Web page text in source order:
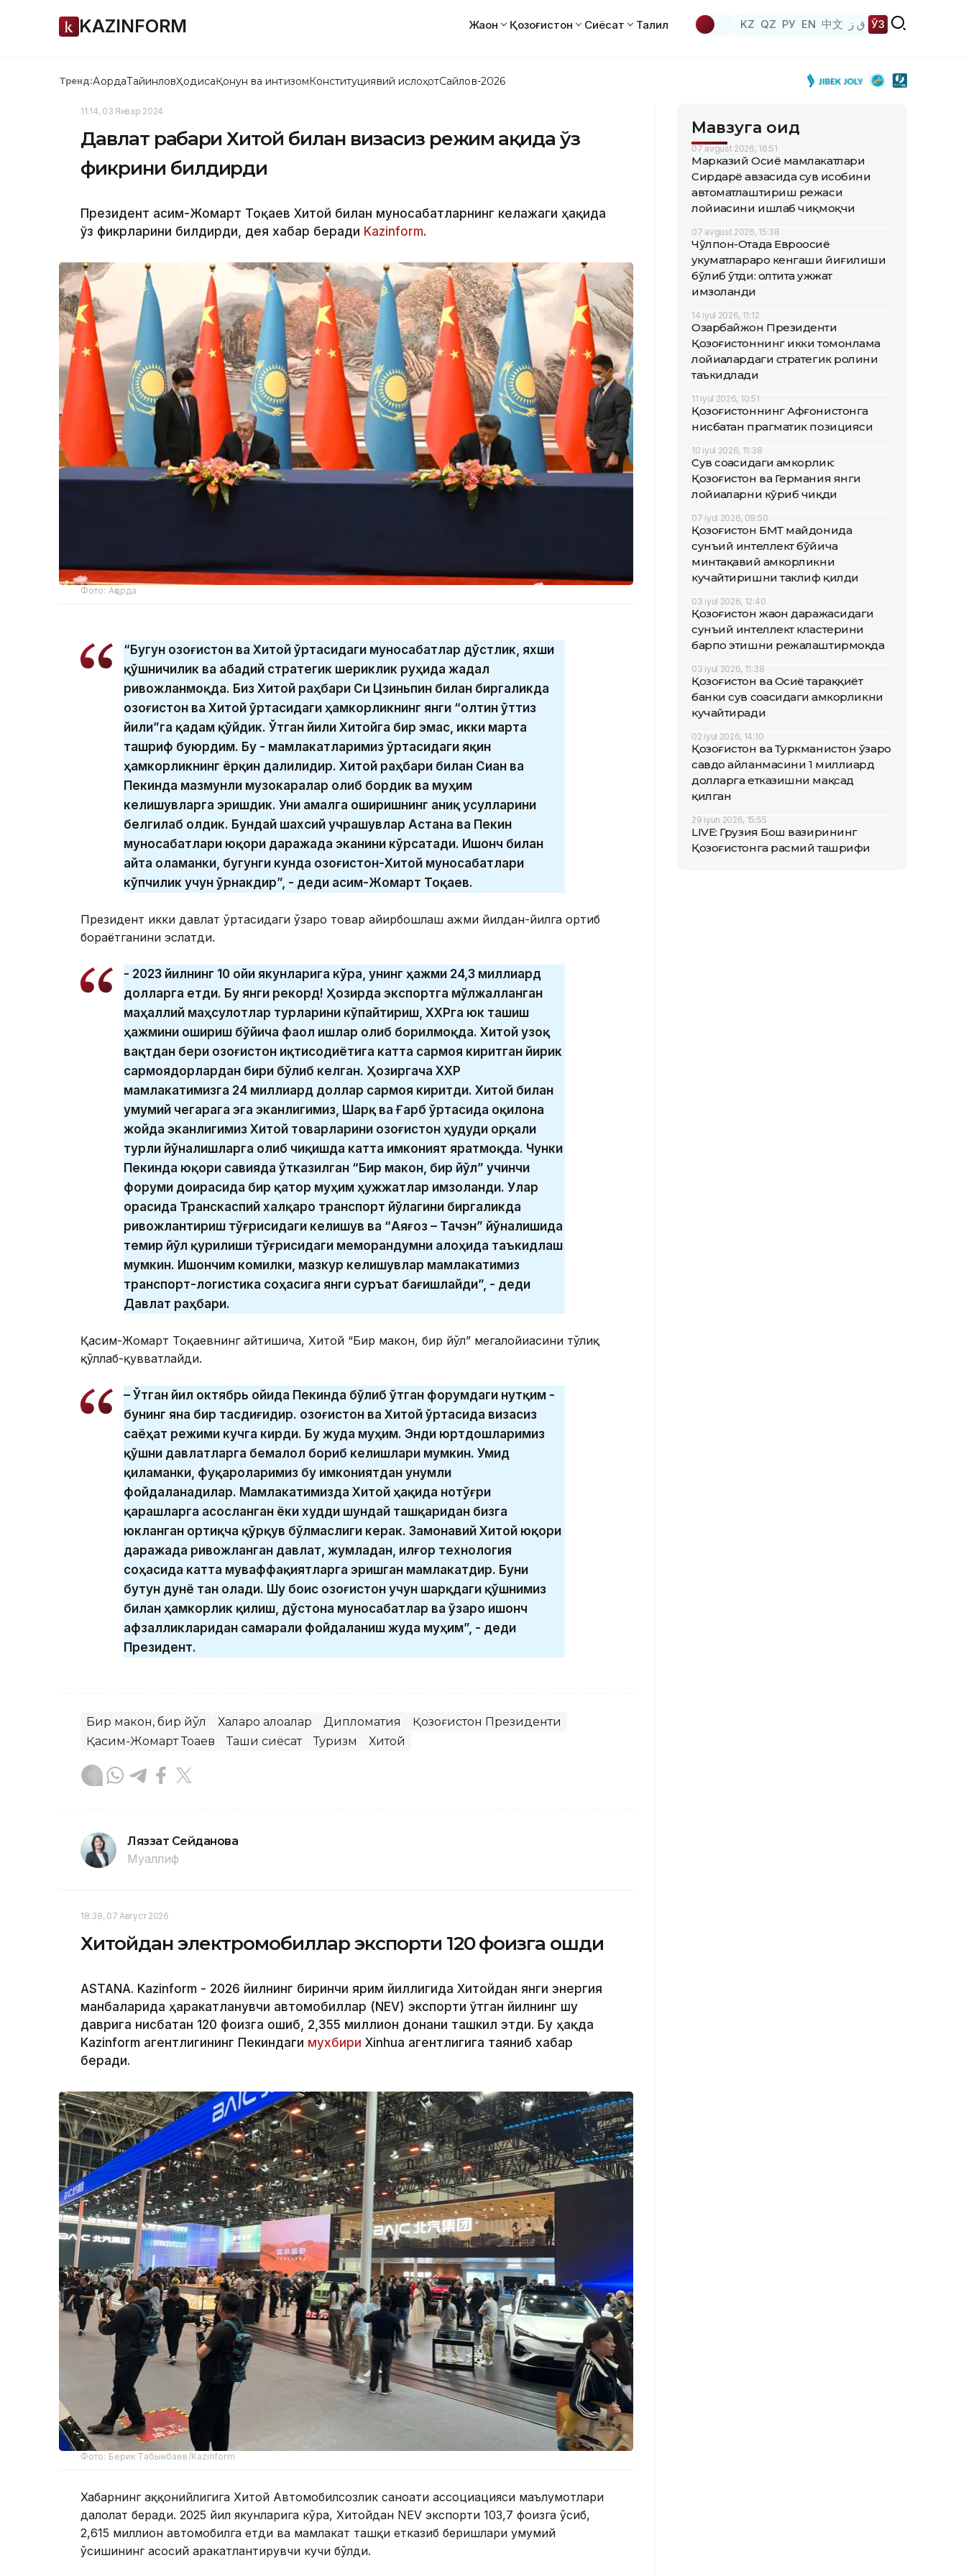
KAZINFORM Жаҳон Қозоғистон Сиёсат Таҳлил KZ QZ РУ EN 中文 ق ز ЎЗ
Тренд:АқордаТайинловҲодисаҚонун ва интизомКонституциявий ислоҳотСайлов-2026
11:14, 03 Январ 2024
Давлат раҳбари Хитой билан визасиз режим ҳақида ўз
фикрини билдирди
Президент Қасим-Жомарт Тоқаев Хитой билан муносабатларнинг келажаги ҳақида
ўз фикрларини билдирди, дея хабар беради Kazinform.
Фото: Ақорда
“Бугун Қозоғистон ва Хитой ўртасидаги муносабатлар дўстлик, яхши
қўшничилик ва абадий стратегик шериклик руҳида жадал
ривожланмоқда. Биз Хитой раҳбари Си Цзиньпин билан биргаликда
Қозоғистон ва Хитой ўртасидаги ҳамкорликнинг янги “олтин ўттиз
йили”га қадам қўйдик. Ўтган йили Хитойга бир эмас, икки марта
ташриф буюрдим. Бу - мамлакатларимиз ўртасидаги яқин
ҳамкорликнинг ёрқин далилидир. Хитой раҳбари билан Сиан ва
Пекинда мазмунли музокаралар олиб бордик ва муҳим
келишувларга эришдик. Уни амалга оширишнинг аниқ усулларини
белгилаб олдик. Бундай шахсий учрашувлар Астана ва Пекин
муносабатлари юқори даражада эканини кўрсатади. Ишонч билан
айта оламанки, бугунги кунда Қозоғистон-Хитой муносабатлари
кўпчилик учун ўрнакдир”, - деди Қасим-Жомарт Тоқаев.
Президент икки давлат ўртасидаги ўзаро товар айирбошлаш ҳажми йилдан-йилга ортиб
бораётганини эслатди.
- 2023 йилнинг 10 ойи якунларига кўра, унинг ҳажми 24,3 миллиард
долларга етди. Бу янги рекорд! Ҳозирда экспортга мўлжалланган
маҳаллий маҳсулотлар турларини кўпайтириш, ХХРга юк ташиш
ҳажмини ошириш бўйича фаол ишлар олиб борилмоқда. Хитой узоқ
вақтдан бери Қозоғистон иқтисодиётига катта сармоя киритган йирик
сармоядорлардан бири бўлиб келган. Ҳозиргача ХХР
мамлакатимизга 24 миллиард доллар сармоя киритди. Хитой билан
умумий чегарага эга эканлигимиз, Шарқ ва Ғарб ўртасида оқилона
жойда эканлигимиз Хитой товарларини Қозоғистон ҳудуди орқали
турли йўналишларга олиб чиқишда катта имконият яратмоқда. Чунки
Пекинда юқори савияда ўтказилган “Бир макон, бир йўл” учинчи
форуми доирасида бир қатор муҳим ҳужжатлар имзоланди. Улар
орасида Транскаспий халқаро транспорт йўлагини биргаликда
ривожлантириш тўғрисидаги келишув ва “Аяғоз – Тачэн” йўналишида
темир йўл қурилиши тўғрисидаги меморандумни алоҳида таъкидлаш
мумкин. Ишончим комилки, мазкур келишувлар мамлакатимиз
транспорт-логистика соҳасига янги суръат бағишлайди”, - деди
Давлат раҳбари.
Қасим-Жомарт Тоқаевнинг айтишича, Хитой “Бир макон, бир йўл” мегалойиҳасини тўлиқ
қўллаб-қувватлайди.
– Ўтган йил октябрь ойида Пекинда бўлиб ўтган форумдаги нутқим -
бунинг яна бир тасдиғидир. Қозоғистон ва Хитой ўртасида визасиз
саёҳат режими кучга кирди. Бу жуда муҳим. Энди юртдошларимиз
қўшни давлатларга бемалол бориб келишлари мумкин. Умид
қиламанки, фуқароларимиз бу имкониятдан унумли
фойдаланадилар. Мамлакатимизда Хитой ҳақида нотўғри
қарашларга асосланган ёки худди шундай ташқаридан бизга
юкланган ортиқча қўрқув бўлмаслиги керак. Замонавий Хитой юқори
даражада ривожланган давлат, жумладан, илғор технология
соҳасида катта муваффақиятларга эришган мамлакатдир. Буни
бутун дунё тан олади. Шу боис Қозоғистон учун шарқдаги қўшнимиз
билан ҳамкорлик қилиш, дўстона муносабатлар ва ўзаро ишонч
афзалликларидан самарали фойдаланиш жуда муҳим”, - деди
Президент.
Бир макон, бир йўл Халқаро алоқалар Дипломатия
Қозоғистон Президенти
Қасим-Жомарт Тоқаев
Ташқи сиёсат Туризм Хитой
Ляззат Сейданова
Муаллиф
18:38, 07 Август 2026
Хитойдан электромобиллар экспорти 120 фоизга ошди
ASTANA. Kazinform - 2026 йилнинг биринчи ярим йиллигида Хитойдан янги энергия
манбаларида ҳаракатланувчи автомобиллар (NEV) экспорти ўтган йилнинг шу
даврига нисбатан 120 фоизга ошиб, 2,355 миллион донани ташкил этди. Бу ҳақда
Kazinform агентлигининг Пекиндаги мухбири Xinhua агентлигига таяниб хабар
беради.
Фото: Берик Табынбаев/Kazinform
Хабарнинг ҳаққонийлигига Хитой Автомобилсозлик саноати ассоциацияси маълумотлари
далолат беради. 2025 йил якунларига кўра, Хитойдан NEV экспорти 103,7 фоизга ўсиб,
2,615 миллион автомобилга етди ва мамлакат ташқи етказиб беришлари умумий
ўсишининг асосий ҳаракатлантирувчи кучи бўлди.
Мавзуга оид
07 avgust 2026, 16:51
Марказий Осиё мамлакатлари
Сирдарё ҳавзасида сув ҳисобини
автоматлаштириш режаси
лойиҳасини ишлаб чиқмоқчи
07 avgust 2026, 15:38
Чўлпон-Отада Евроосиё
ҳукуматлараро кенгаши йиғилиши
бўлиб ўтди: олтита ҳужжат
имзоланди
14 iyul 2026, 11:12
Озарбайжон Президенти
Қозоғистоннинг икки томонлама
лойиҳалардаги стратегик ролини
таъкидлади
11 iyul 2026, 10:51
Қозоғистоннинг Афғонистонга
нисбатан прагматик позицияси
10 iyul 2026, 11:38
Сув соҳасидаги ҳамкорлик:
Қозоғистон ва Германия янги
лойиҳаларни кўриб чиқди
07 iyul 2026, 09:50
Қозоғистон БМТ майдонида
сунъий интеллект бўйича
минтақавий ҳамкорликни
кучайтиришни таклиф қилди
03 iyul 2026, 12:40
Қозоғистон жаҳон даражасидаги
сунъий интеллект кластерини
барпо этишни режалаштирмоқда
03 iyul 2026, 11:38
Қозоғистон ва Осиё тараққиёт
банки сув соҳасидаги ҳамкорликни
кучайтиради
02 iyul 2026, 14:10
Қозоғистон ва Туркманистон ўзаро
савдо айланмасини 1 миллиард
долларга етказишни мақсад
қилган
29 iyun 2026, 15:55
LIVE: Грузия Бош вазирининг
Қозоғистонга расмий ташрифи